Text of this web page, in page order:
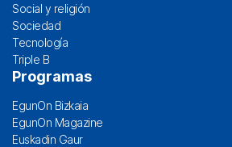
Social y religión
Sociedad
Tecnología
Triple B
Programas
EgunOn Bizkaia
EgunOn Magazine
Euskadin Gaur